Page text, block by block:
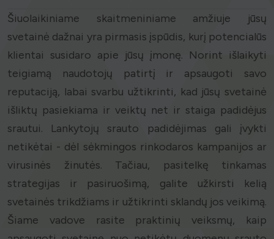
Šiuolaikiniame skaitmeniniame amžiuje jūsų
svetainė dažnai yra pirmasis įspūdis, kurį potencialūs
klientai susidaro apie jūsų įmonę. Norint išlaikyti
teigiamą naudotojų patirtį ir apsaugoti savo
reputaciją, labai svarbu užtikrinti, kad jūsų svetainė
išliktų pasiekiama ir veiktų net ir staiga padidėjus
srautui. Lankytojų srauto padidėjimas gali įvykti
netikėtai - dėl sėkmingos rinkodaros kampanijos ar
virusinės žinutės. Tačiau, pasitelkę tinkamas
strategijas ir pasiruošimą, galite užkirsti kelią
svetainės trikdžiams ir užtikrinti sklandų jos veikimą.
Šiame vadove rasite praktinių veiksmų, kaip